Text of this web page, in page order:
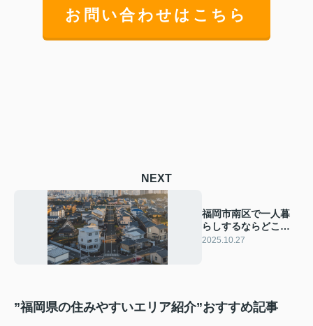
お問い合わせはこちら
NEXT
福岡市南区で一人暮
らしするならどこが
人気エリア？選び方
2025.10.27
”福岡県の住みやすいエリア紹介”おすすめ記事